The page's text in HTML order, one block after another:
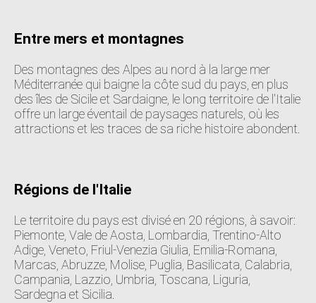
Entre mers et montagnes
Des montagnes des Alpes au nord à la large mer
Méditerranée qui baigne la côte sud du pays, en plus
des îles de Sicile et Sardaigne, le long territoire de l'Italie
offre un large éventail de paysages naturels, où les
attractions et les traces de sa riche histoire abondent.
Régions de l'Italie
Le territoire du pays est divisé en 20 régions, à savoir:
Piemonte, Vale de Aosta, Lombardia, Trentino-Alto
Adige, Veneto, Friul-Venezia Giulia, Emilia-Romana,
Marcas, Abruzze, Molise, Puglia, Basilicata, Calabria,
Campania, Lazzio, Umbria, Toscana, Liguria,
Sardegna et Sicilia.